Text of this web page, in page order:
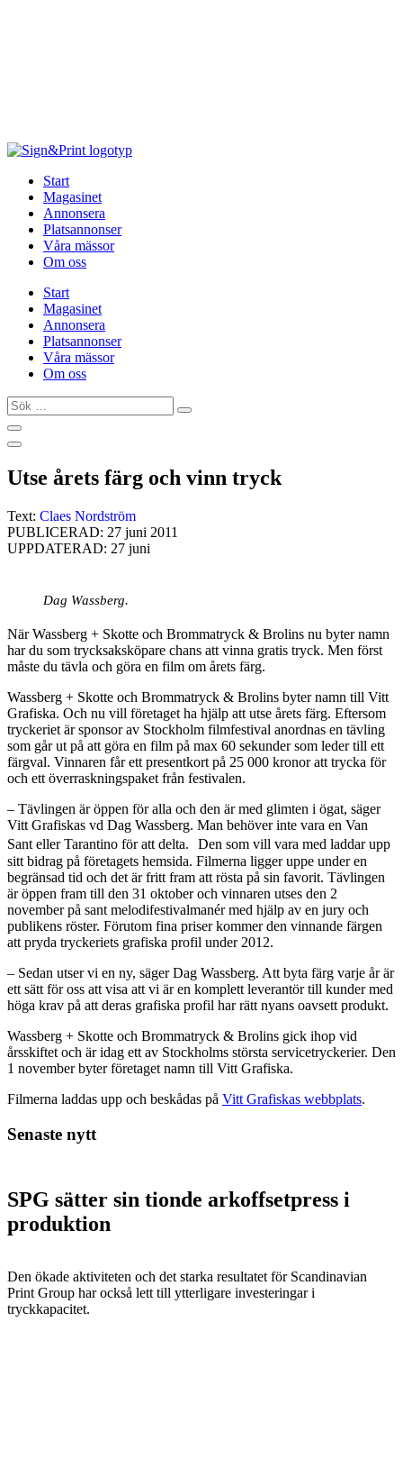
Start
Magasinet
Annonsera
Platsannonser
Våra mässor
Om oss
Start
Magasinet
Annonsera
Platsannonser
Våra mässor
Om oss
Sök
…
Utse årets färg och vinn tryck
Text: Claes Nordström
PUBLICERAD: 27 juni 2011
UPPDATERAD: 27 juni
Dag Wassberg.
När Wassberg + Skotte och Brommatryck & Brolins nu byter namn
har du som trycksaksköpare chans att vinna gratis tryck. Men först
måste du tävla och göra en film om årets färg.
Wassberg + Skotte och Brommatryck & Brolins byter namn till Vitt
Grafiska. Och nu vill företaget ha hjälp att utse årets färg. Eftersom
tryckeriet är sponsor av Stockholm filmfestival anordnas en tävling
som går ut på att göra en film på max 60 sekunder som leder till ett
färgval. Vinnaren får ett presentkort på 25 000 kronor att trycka för
och ett överraskningspaket från festivalen.
– Tävlingen är öppen för alla och den är med glimten i ögat, säger
Vitt Grafiskas vd Dag Wassberg. Man behöver inte vara en Van
Sant eller Tarantino för att delta. Den som vill vara med laddar upp
sitt bidrag på företagets hemsida. Filmerna ligger uppe under en
begränsad tid och det är fritt fram att rösta på sin favorit. Tävlingen
är öppen fram till den 31 oktober och vinnaren utses den 2
november på sant melodifestivalmanér med hjälp av en jury och
publikens röster. Förutom fina priser kommer den vinnande färgen
att pryda tryckeriets grafiska profil under 2012.
– Sedan utser vi en ny, säger Dag Wassberg. Att byta färg varje år är
ett sätt för oss att visa att vi är en komplett leverantör till kunder med
höga krav på att deras grafiska profil har rätt nyans oavsett produkt.
Wassberg + Skotte och Brommatryck & Brolins gick ihop vid
årsskiftet och är idag ett av Stockholms största servicetryckerier. Den
1 november byter företaget namn till Vitt Grafiska.
Filmerna laddas upp och beskådas på Vitt Grafiskas webbplats.
Senaste nytt
SPG sätter sin tionde arkoffsetpress i
produktion
Den ökade aktiviteten och det starka resultatet för Scandinavian
Print Group har också lett till ytterligare investeringar i
tryckkapacitet.